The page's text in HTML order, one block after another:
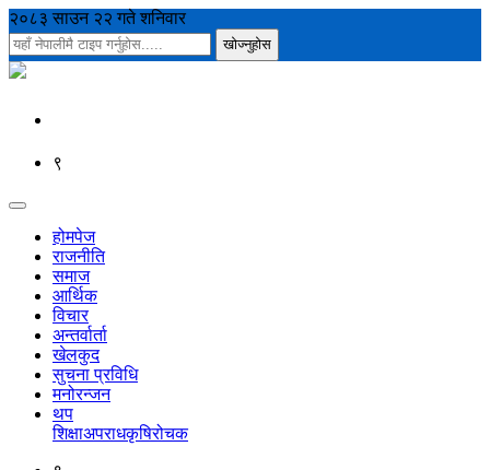
२०८३ साउन २२ गते शनिवार
९
होमपेज
राजनीति
समाज
आर्थिक
विचार
अन्तर्वार्ता
खेलकुद
सुचना प्रविधि
मनोरन्जन
थप
शिक्षाअपराधकृषिरोचक